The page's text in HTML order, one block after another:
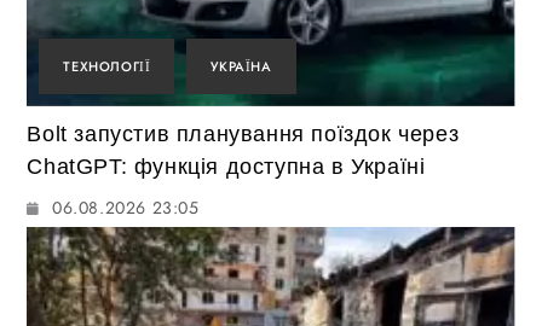
ТЕХНОЛОГІЇ УКРАЇНА
Bolt запустив планування поїздок через
ChatGPT: функція доступна в Україні
06.08.2026 23:05